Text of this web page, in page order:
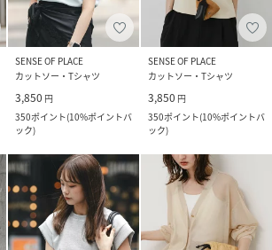
SENSE OF PLACE
カットソー・Tシャツ
3,850 円
350ポイント(10%ポイントバ
ック)
SENSE OF PLACE
カットソー・Tシャツ
3,850 円
350ポイント(10%ポイントバ
ック)